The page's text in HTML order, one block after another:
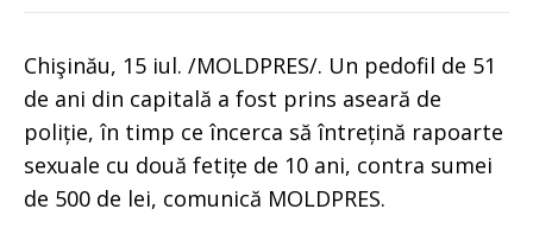
Chişinău, 15 iul. /MOLDPRES/. Un pedofil de 51
de ani din capitală a fost prins aseară de
poliție, în timp ce încerca să întrețină rapoarte
sexuale cu două fetițe de 10 ani, contra sumei
de 500 de lei, comunică MOLDPRES.